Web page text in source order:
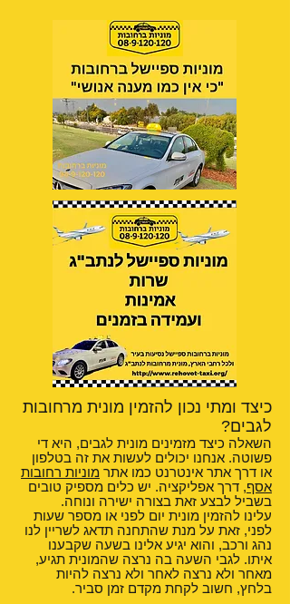
כיצד ומתי נכון להזמין מונית מרחובות
לגבים?
השאלה כיצד מזמינים מונית לגבים, היא די
פשוטה. אנחנו יכולים לעשות את זה בטלפון
או דרך אתר אינטרנט כמו אתר מוניות רחובות
אסף, דרך אפליקציה. יש כלים מספיק טובים
בשביל לבצע זאת בצורה ישירה ונוחה.
עלינו להזמין מונית יום לפני או מספר שעות
לפני, זאת על מנת שהתחנה תדאג לשריין לנו
נהג ורכב, והוא יגיע אלינו בשעה שקבענו
איתו. לגבי השעה בה נרצה שהמונית תגיע,
מאחר ולא נרצה לאחר ולא נרצה להיות
בלחץ, חשוב לקחת מקדם זמן סביר.